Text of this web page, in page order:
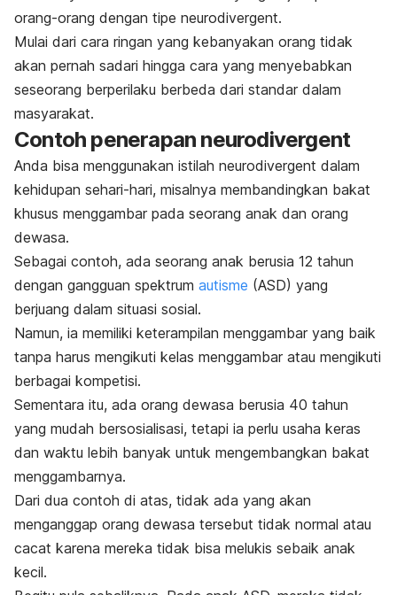
orang-orang dengan tipe neurodivergent.
Mulai dari cara ringan yang kebanyakan orang tidak
akan pernah sadari hingga cara yang menyebabkan
seseorang berperilaku berbeda dari standar dalam
masyarakat.
Contoh penerapan neurodivergent
Anda bisa menggunakan istilah neurodivergent dalam
kehidupan sehari-hari, misalnya membandingkan bakat
khusus menggambar pada seorang anak dan orang
dewasa.
Sebagai contoh, ada seorang anak berusia 12 tahun
dengan gangguan spektrum autisme (ASD) yang
berjuang dalam situasi sosial.
Namun, ia memiliki keterampilan menggambar yang baik
tanpa harus mengikuti kelas menggambar atau mengikuti
berbagai kompetisi.
Sementara itu, ada orang dewasa berusia 40 tahun
yang mudah bersosialisasi, tetapi ia perlu usaha keras
dan waktu lebih banyak untuk mengembangkan bakat
menggambarnya.
Dari dua contoh di atas, tidak ada yang akan
menganggap orang dewasa tersebut tidak normal atau
cacat karena mereka tidak bisa melukis sebaik anak
kecil.